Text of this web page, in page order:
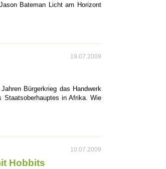
Bateman Licht am Horizont
19.07.2009
Bürgerkrieg das Handwerk
Staatsoberhauptes in Afrika. Wie
10.07.2009
Hobbits